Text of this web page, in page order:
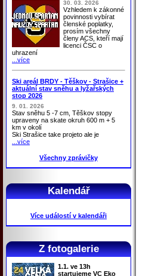
30. 03. 2026
Vzhledem k zákonné
povinnosti vybírat
členské poplatky,
prosím všechny
členy ACS, kteří mají
licenci ČSC o
uhrazení
...více
Ski areál BRDY - Těškov - Strašice +
aktuální stav sněhu a lyžařských
stop 2026
9. 01. 2026
Stav sněhu 5 -7 cm, Těškov stopy
upraveny na skate okruh 600 m + 5
km v okolí
Ski Strašice take projeto ale je
...více
Všechny zprávičky
Kalendář
Více událostí v kalendáři
Z fotogalerie
1.1. ve 13h
startujeme VC Eko